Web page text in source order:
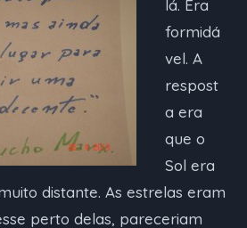
lá. Era
formidá
vel. A
respost
a era
que o
Sol era
distante. As estrelas eram
perto delas, pareceriam